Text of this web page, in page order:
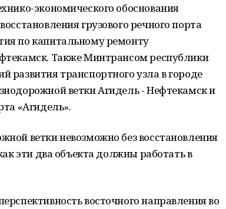
экономического обоснования
грузового речного порта
по капитальному ремонту
Также Минтрансом республики
развития транспортного узла в городе
ветки Агидель - Нефтекамск и
«Агидель».
ветки невозможно без восстановления
эти два объекта должны работать в
восточного направления во